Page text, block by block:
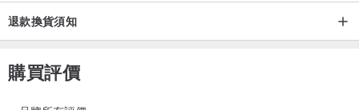
退款換貨須知
購買評價